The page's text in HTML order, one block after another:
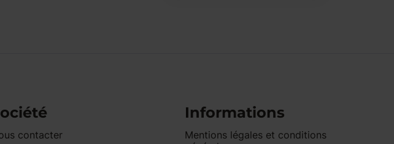
contacter
Informations
Mentions légales et conditions